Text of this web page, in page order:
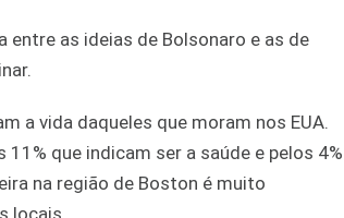
entre as ideias de Bolsonaro e as de
a vida daqueles que moram nos EUA.
que indicam ser a saúde e pelos 4%
na região de Boston é muito